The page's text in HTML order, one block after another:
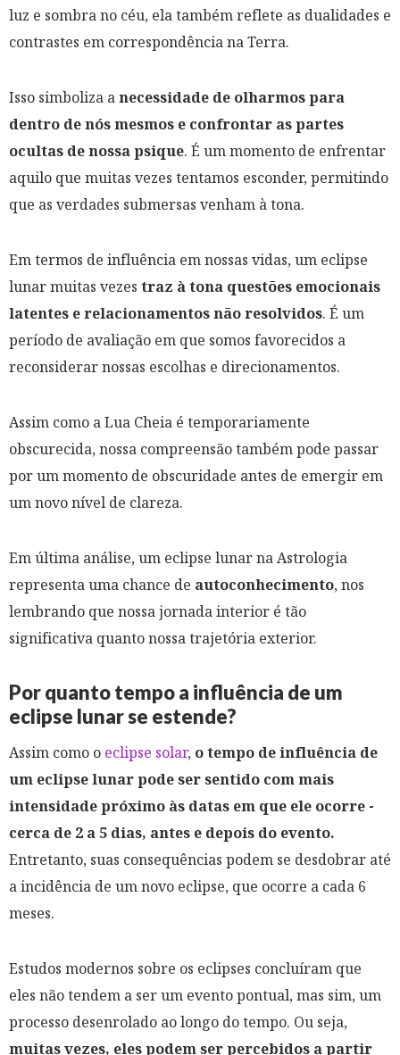
luz e sombra no céu, ela também reflete as dualidades e
contrastes em correspondência na Terra.
Isso simboliza anecessidade de olharmos para
dentro de nós mesmos e confrontar as partes
ocultas de nossa psique. É um momento de enfrentar
aquilo que muitas vezes tentamos esconder, permitindo
que as verdades submersas venham à tona.
Em termos de influência em nossas vidas, um eclipse
lunar muitas vezes traz à tona questões emocionais
latentes e relacionamentos não resolvidos. É um
período de avaliação em que somos favorecidos a
reconsiderar nossas escolhas e direcionamentos.
Assim como a Lua Cheia é temporariamente
obscurecida, nossa compreensão também pode passar
por um momento de obscuridade antes de emergir em
um novo nível de clareza.
Em última análise, um eclipse lunar na Astrologia
representa uma chance de autoconhecimento, nos
lembrando que nossa jornada interior é tão
significativa quanto nossa trajetória exterior.
Por quanto tempo a influência de um
eclipse lunar se estende?
Assim como o eclipse solar, o tempo de influência de
um eclipse lunar pode ser sentido com mais
intensidade próximo às datas em que ele ocorre -
cerca de 2 a 5 dias, antes e depois do evento.
Entretanto, suas consequências podem se desdobrar até
a incidência de um novo eclipse, que ocorre a cada 6
meses.
Estudos modernos sobre os eclipses concluíram que
eles não tendem a ser um evento pontual, mas sim, um
processo desenrolado ao longo do tempo. Ou seja,
muitas vezes, eles podem ser percebidos a partir